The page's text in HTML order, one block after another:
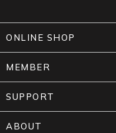
ONLINE SHOP
MEMBER
SUPPORT
ABOUT